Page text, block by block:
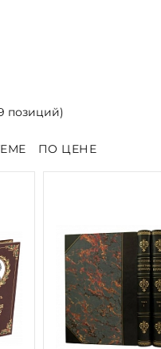
позиций)
ПО ЦЕНЕ